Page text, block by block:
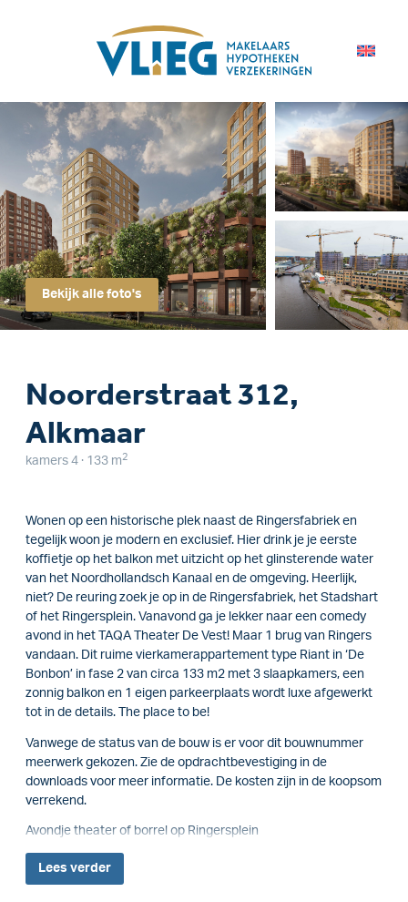
Bekijk alle foto's
Noorderstraat 312,
Alkmaar
kamers 4 · 133 m 2
Wonen op een historische plek naast de Ringersfabriek en
tegelijk woon je modern en exclusief. Hier drink je je eerste
koffietje op het balkon met uitzicht op het glinsterende water
van het Noordhollandsch Kanaal en de omgeving. Heerlijk,
niet? De reuring zoek je op in de Ringersfabriek, het Stadshart
of het Ringersplein. Vanavond ga je lekker naar een comedy
avond in het TAQA Theater De Vest! Maar 1 brug van Ringers
vandaan. Dit ruime vierkamerappartement type Riant in ‘De
Bonbon’ in fase 2 van circa 133 m2 met 3 slaapkamers, een
zonnig balkon en 1 eigen parkeerplaats wordt luxe afgewerkt
tot in de details. The place to be!
Vanwege de status van de bouw is er voor dit bouwnummer
meerwerk gekozen. Zie de opdrachtbevestiging in de
downloads voor meer informatie. De kosten zijn in de koopsom
verrekend.
Avondje theater of borrel op Ringersplein
Lees verder